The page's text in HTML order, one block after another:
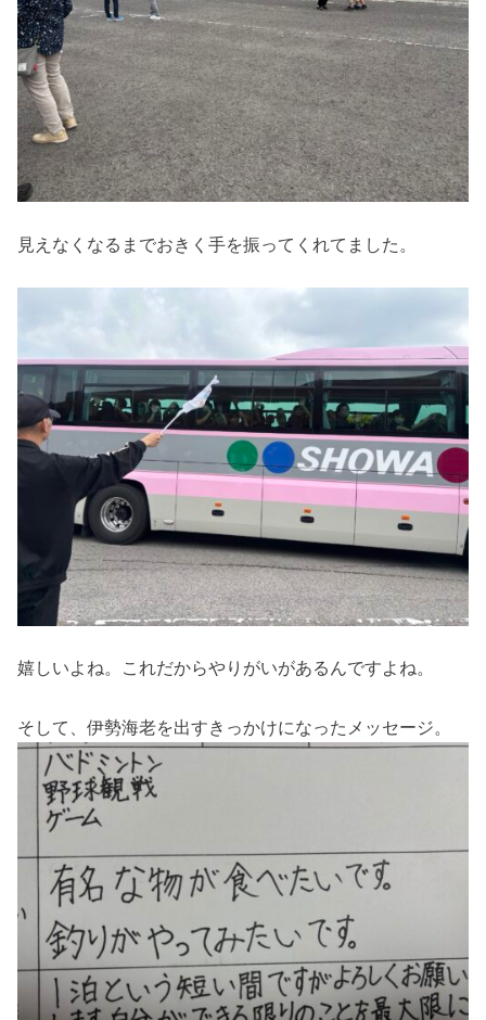
見えなくなるまでおきく手を振ってくれてました。
嬉しいよね。これだからやりがいがあるんですよね。
そして、伊勢海老を出すきっかけになったメッセージ。